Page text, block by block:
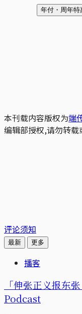
年付・周年特
本刊载内容版权为端
编辑部授权,请勿转载
评论须知
最新 更多
播客
「伸张正义报东
Podcast